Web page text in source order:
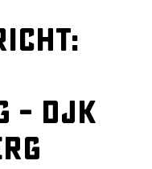
DJK